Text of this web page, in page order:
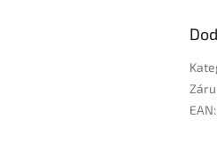
EAN: